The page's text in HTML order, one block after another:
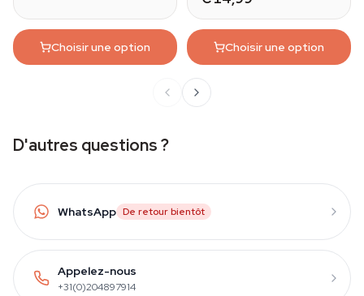
Choisir une option Choisir une option
D'autres questions ?
WhatsApp De retour bientôt
Appelez-nous
+31(0)204897914